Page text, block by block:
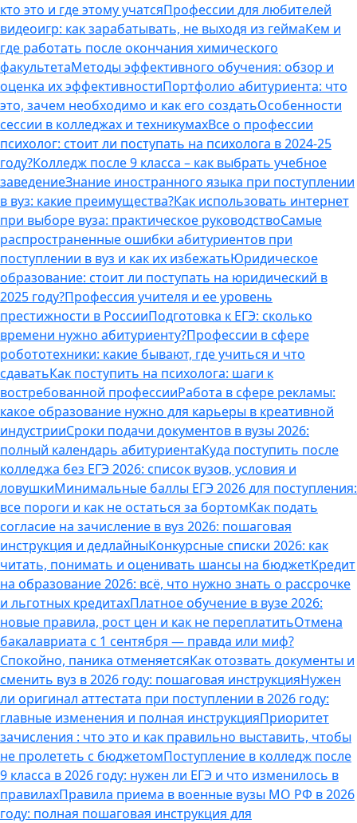
кто это и где этому учатсяПрофессии для любителей
видеоигр: как зарабатывать, не выходя из геймаКем и
где работать после окончания химического
факультетаМетоды эффективного обучения: обзор и
оценка их эффективностиПортфолио абитуриента: что
это, зачем необходимо и как его создатьОсобенности
сессии в колледжах и техникумахВсе о профессии
психолог: стоит ли поступать на психолога в 2024-25
году?Колледж после 9 класса – как выбрать учебное
заведениеЗнание иностранного языка при поступлении
в вуз: какие преимущества?Как использовать интернет
при выборе вуза: практическое руководствоСамые
распространенные ошибки абитуриентов при
поступлении в вуз и как их избежатьЮридическое
образование: стоит ли поступать на юридический в
2025 году?Профессия учителя и ее уровень
престижности в РоссииПодготовка к ЕГЭ: сколько
времени нужно абитуриенту?Профессии в сфере
робототехники: какие бывают, где учиться и что
сдаватьКак поступить на психолога: шаги к
востребованной профессииРабота в сфере рекламы:
какое образование нужно для карьеры в креативной
индустрииСроки подачи документов в вузы 2026:
полный календарь абитуриентаКуда поступить после
колледжа без ЕГЭ 2026: список вузов, условия и
ловушкиМинимальные баллы ЕГЭ 2026 для поступления:
все пороги и как не остаться за бортомКак подать
согласие на зачисление в вуз 2026: пошаговая
инструкция и дедлайныКонкурсные списки 2026: как
читать, понимать и оценивать шансы на бюджетКредит
на образование 2026: всё, что нужно знать о рассрочке
и льготных кредитахПлатное обучение в вузе 2026:
новые правила, рост цен и как не переплатитьОтмена
бакалавриата с 1 сентября — правда или миф?
Спокойно, паника отменяетсяКак отозвать документы и
сменить вуз в 2026 году: пошаговая инструкцияНужен
ли оригинал аттестата при поступлении в 2026 году:
главные изменения и полная инструкцияПриоритет
зачисления : что это и как правильно выставить, чтобы
не пролететь с бюджетомПоступление в колледж после
9 класса в 2026 году: нужен ли ЕГЭ и что изменилось в
правилахПравила приема в военные вузы МО РФ в 2026
году: полная пошаговая инструкция для